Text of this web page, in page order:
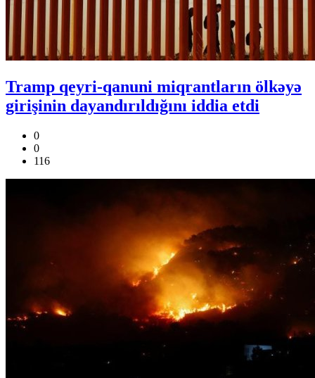
Tramp qeyri-qanuni miqrantların ölkəyə
girişinin dayandırıldığını iddia etdi
0
0
116